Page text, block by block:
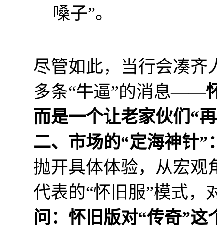
嗓子”。
尽管如此，当行会凑齐
多条“牛逼”的消息——
而是一个让老家伙们“
二、市场的“定海神针
抛开具体体验，从宏观
代表的“怀旧服”模式，
问：怀旧版对“传奇”这